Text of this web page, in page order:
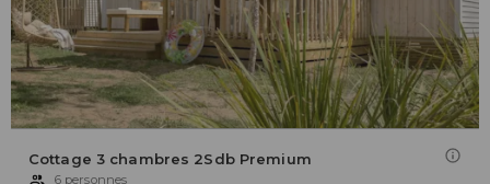
Cottage 3 chambres 2Sdb Premium
6 personnes